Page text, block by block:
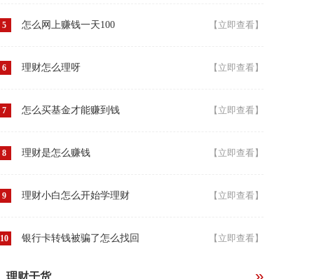
5 怎么网上赚钱一天100 【立即查看】
6 理财怎么理呀 【立即查看】
7 怎么买基金才能赚到钱 【立即查看】
8 理财是怎么赚钱 【立即查看】
9 理财小白怎么开始学理财 【立即查看】
10 银行卡转钱被骗了怎么找回 【立即查看】
理财干货